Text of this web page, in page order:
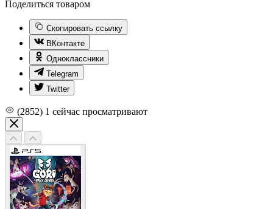
Поделиться товаром
Скопировать ссылку
ВКонтакте
Одноклассники
Telegram
Twitter
(2852) 1 сейчас просматривают